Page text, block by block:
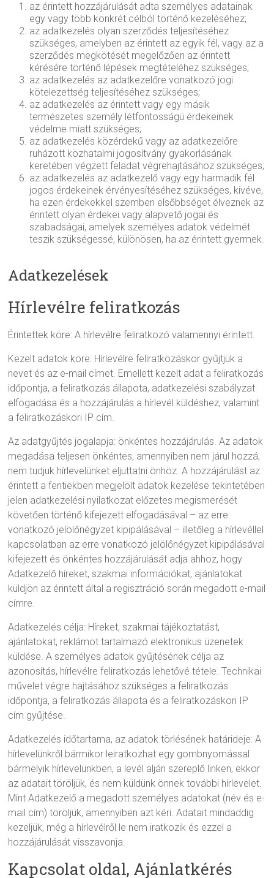
az érintett hozzájárulását adta személyes adatainak
egy vagy több konkrét célból történő kezeléséhez;
az adatkezelés olyan szerződés teljesítéséhez
szükséges, amelyben az érintett az egyik fél, vagy az a
szerződés megkötését megelőzően az érintett
kérésére történő lépések megtételéhez szükséges;
az adatkezelés az adatkezelőre vonatkozó jogi
kötelezettség teljesítéséhez szükséges;
az adatkezelés az érintett vagy egy másik
természetes személy létfontosságú érdekeinek
védelme miatt szükséges;
az adatkezelés közérdekű vagy az adatkezelőre
ruházott közhatalmi jogosítvány gyakorlásának
keretében végzett feladat végrehajtásához szükséges;
az adatkezelés az adatkezelő vagy egy harmadik fél
jogos érdekeinek érvényesítéséhez szükséges, kivéve,
ha ezen érdekekkel szemben elsőbbséget élveznek az
érintett olyan érdekei vagy alapvető jogai és
szabadságai, amelyek személyes adatok védelmét
teszik szükségessé, különösen, ha az érintett gyermek.
Adatkezelések
Hírlevélre feliratkozás
Érintettek köre: A hírlevélre feliratkozó valamennyi érintett.
Kezelt adatok köre: Hírlevélre feliratkozáskor gyűjtjük a
nevet és az e-mail címet. Emellett kezelt adat a feliratkozás
időpontja, a feliratkozás állapota, adatkezelési szabályzat
elfogadása és a hozzájárulás a hírlevél küldéshez, valamint
a feliratkozáskori IP cím.
Az adatgyűjtés jogalapja: önkéntes hozzájárulás. Az adatok
megadása teljesen önkéntes, amennyiben nem járul hozzá,
nem tudjuk hírlevelünket eljuttatni önhöz. A hozzájárulást az
érintett a fentiekben megjelölt adatok kezelése tekintetében
jelen adatkezelési nyilatkozat előzetes megismerését
követően történő kifejezett elfogadásával – az erre
vonatkozó jelölőnégyzet kipipálásával – illetőleg a hírlevéllel
kapcsolatban az erre vonatkozó jelölőnégyzet kipipálásával
kifejezett és önkéntes hozzájárulását adja ahhoz, hogy
Adatkezelő híreket, szakmai információkat, ajánlatokat
küldjön az érintett által a regisztráció során megadott e-mail
címre.
Adatkezelés célja: Híreket, szakmai tájékoztatást,
ajánlatokat, reklámot tartalmazó elektronikus üzenetek
küldése. A személyes adatok gyűjtésének célja az
azonosítás, hírlevélre feliratkozás lehetővé tétele. Technikai
művelet végre hajtásához szükséges a feliratkozás
időpontja, a feliratkozás állapota és a feliratkozáskori IP
cím gyűjtése.
Adatkezelés időtartama, az adatok törlésének határideje: A
hírlevelünkről bármikor leiratkozhat egy gombnyomással
bármelyik hírlevelünkben, a levél alján szereplő linken, ekkor
az adatait töröljük, és nem küldünk önnek további hírlevelet.
Mint Adatkezelő a megadott személyes adatokat (név és e-
mail cím) töröljük, amennyiben azt kéri. Adatait mindaddig
kezeljük, még a hírlevélről le nem iratkozik és ezzel a
hozzájárulását visszavonja.
Kapcsolat oldal, Ajánlatkérés